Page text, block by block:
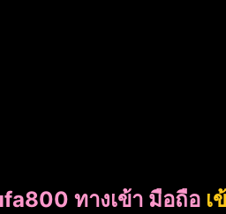
ทางเข้า มือถือ เ